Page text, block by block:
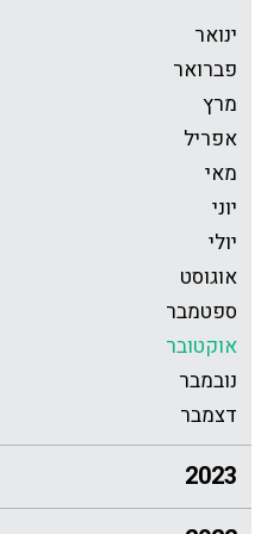
ינואר
פברואר
מרץ
אפריל
מאי
יוני
יולי
אוגוסט
ספטמבר
אוקטובר
נובמבר
דצמבר
2023